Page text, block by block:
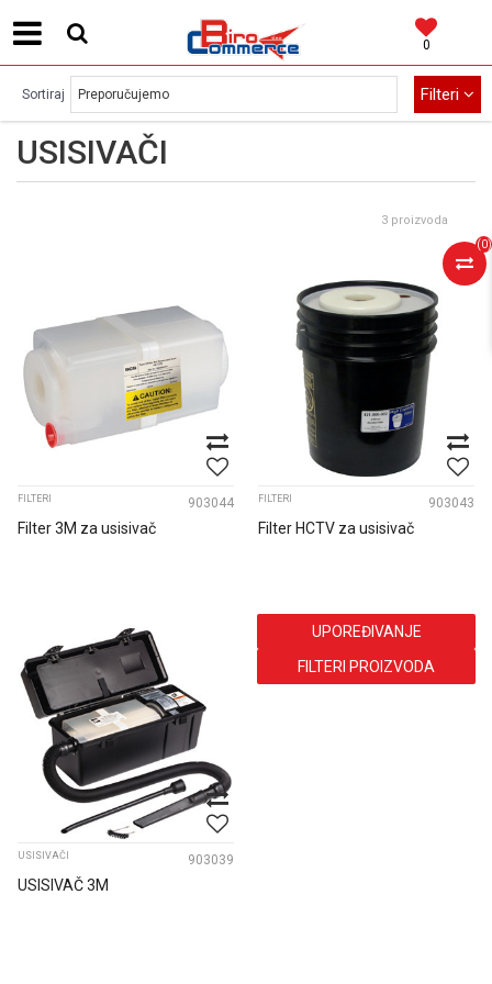
0
(0)
USISIVAČI
Sortiraj Filteri
3 proizvoda
FILTERI 903044
Filter 3M za usisivač
FILTERI 903043
Filter HCTV za usisivač
USISIVAČI 903039
USISIVAČ 3M
UPOREĐIVANJE
FILTERI PROIZVODA